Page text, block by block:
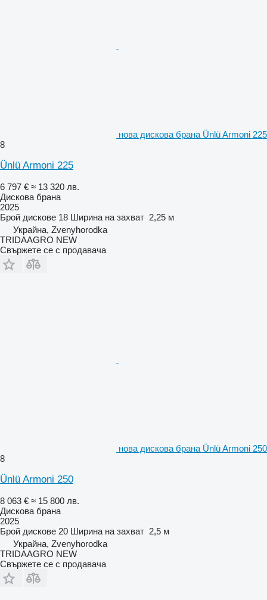
нова дискова брана Ünlü Armoni 225
8
Ünlü Armoni 225
6 797 € ≈ 13 320 лв.
Дискова брана
2025
Брой дискове 18 Ширина на захват 2,25 м
Украйна, Zvenyhorodka
TRIDAAGRO NEW
Свържете се с продавача
нова дискова брана Ünlü Armoni 250
8
Ünlü Armoni 250
8 063 € ≈ 15 800 лв.
Дискова брана
2025
Брой дискове 20 Ширина на захват 2,5 м
Украйна, Zvenyhorodka
TRIDAAGRO NEW
Свържете се с продавача